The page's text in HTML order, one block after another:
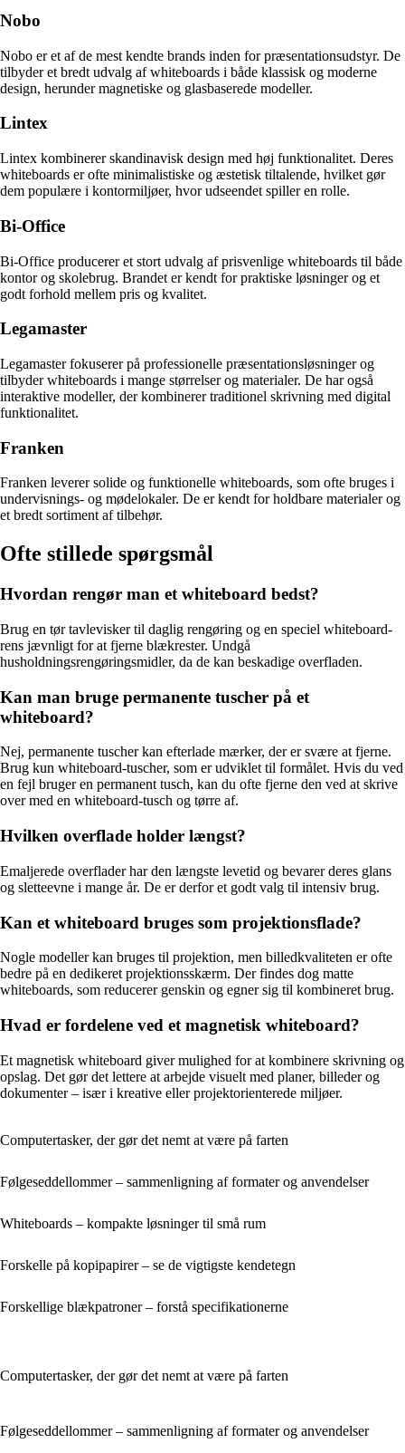
Nobo
Nobo er et af de mest kendte brands inden for præsentationsudstyr. De
tilbyder et bredt udvalg af whiteboards i både klassisk og moderne
design, herunder magnetiske og glasbaserede modeller.
Lintex
Lintex kombinerer skandinavisk design med høj funktionalitet. Deres
whiteboards er ofte minimalistiske og æstetisk tiltalende, hvilket gør
dem populære i kontormiljøer, hvor udseendet spiller en rolle.
Bi-Office
Bi-Office producerer et stort udvalg af prisvenlige whiteboards til både
kontor og skolebrug. Brandet er kendt for praktiske løsninger og et
godt forhold mellem pris og kvalitet.
Legamaster
Legamaster fokuserer på professionelle præsentationsløsninger og
tilbyder whiteboards i mange størrelser og materialer. De har også
interaktive modeller, der kombinerer traditionel skrivning med digital
funktionalitet.
Franken
Franken leverer solide og funktionelle whiteboards, som ofte bruges i
undervisnings- og mødelokaler. De er kendt for holdbare materialer og
et bredt sortiment af tilbehør.
Ofte stillede spørgsmål
Hvordan rengør man et whiteboard bedst?
Brug en tør tavlevisker til daglig rengøring og en speciel whiteboard-
rens jævnligt for at fjerne blækrester. Undgå
husholdningsrengøringsmidler, da de kan beskadige overfladen.
Kan man bruge permanente tuscher på et
whiteboard?
Nej, permanente tuscher kan efterlade mærker, der er svære at fjerne.
Brug kun whiteboard-tuscher, som er udviklet til formålet. Hvis du ved
en fejl bruger en permanent tusch, kan du ofte fjerne den ved at skrive
over med en whiteboard-tusch og tørre af.
Hvilken overflade holder længst?
Emaljerede overflader har den længste levetid og bevarer deres glans
og sletteevne i mange år. De er derfor et godt valg til intensiv brug.
Kan et whiteboard bruges som projektionsflade?
Nogle modeller kan bruges til projektion, men billedkvaliteten er ofte
bedre på en dedikeret projektionsskærm. Der findes dog matte
whiteboards, som reducerer genskin og egner sig til kombineret brug.
Hvad er fordelene ved et magnetisk whiteboard?
Et magnetisk whiteboard giver mulighed for at kombinere skrivning og
opslag. Det gør det lettere at arbejde visuelt med planer, billeder og
dokumenter – især i kreative eller projektorienterede miljøer.
Computertasker, der gør det nemt at være på farten
Følgeseddellommer – sammenligning af formater og anvendelser
Whiteboards – kompakte løsninger til små rum
Forskelle på kopipapirer – se de vigtigste kendetegn
Forskellige blækpatroner – forstå specifikationerne
Computertasker, der gør det nemt at være på farten
Følgeseddellommer – sammenligning af formater og anvendelser